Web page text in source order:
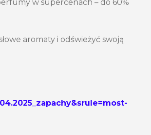
w supercenach – do 60%
aromaty i odświeżyć swoją